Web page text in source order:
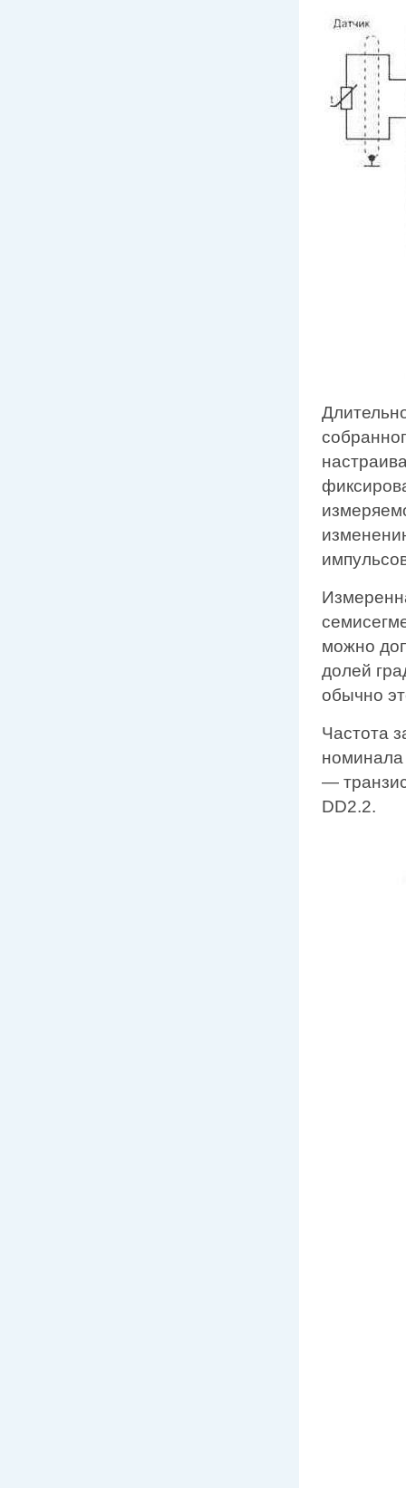
можно
долей
обычно
Частота
номинала
—
DD2.2.